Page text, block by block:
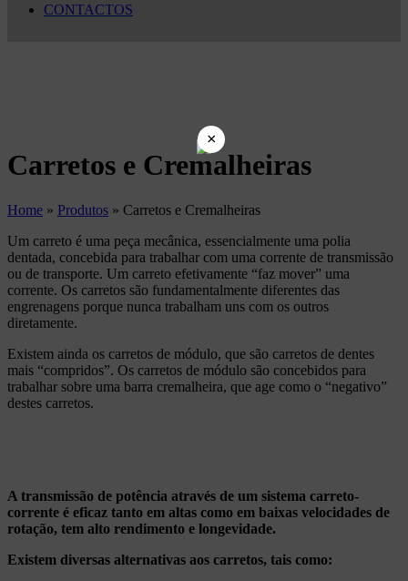
CONTACTOS
Carretos e Cremalheiras
Home » Produtos » Carretos e Cremalheiras
Um carreto é uma peça mecânica, essencialmente uma polia
dentada, concebida para trabalhar com uma corrente de transmissão
ou de transporte. Um carreto efetivamente “faz mover” uma
corrente. Os carretos são fundamentalmente diferentes das
engrenagens porque nunca trabalham uns com os outros
diretamente.
Existem ainda os carretos de módulo, que são carretos de dentes
mais “compridos”. Os carretos de módulo são concebidos para
trabalhar sobre uma barra cremalheira, que age como o “negativo”
destes carretos.
A transmissão de potência através de um sistema carreto-
corrente é eficaz tanto em altas como em baixas velocidades de
rotação, tem alto rendimento e longevidade.
Existem diversas alternativas aos carretos, tais como:
×